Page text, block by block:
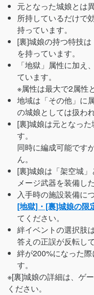
元となった城娘とは
所持しているだけで
持っています。
[裏]城娘の持つ特技
を持っています。
「地獄」属性に加え
ています。
※属性は最大で2属性
地域は「その他」に
の城娘としては扱わ
[裏]城娘は元となっ
す。
同時に編成可能です
ん。
[裏]城娘は「架空城
メージ武器を装備し
入手時の施設装備に
[地獄]・[裏]城娘の限
てください。
絆イベントの選択肢
答えの正誤が反転し
絆が200%になった
す。
※[裏]城娘の詳細は、ゲ
ください。